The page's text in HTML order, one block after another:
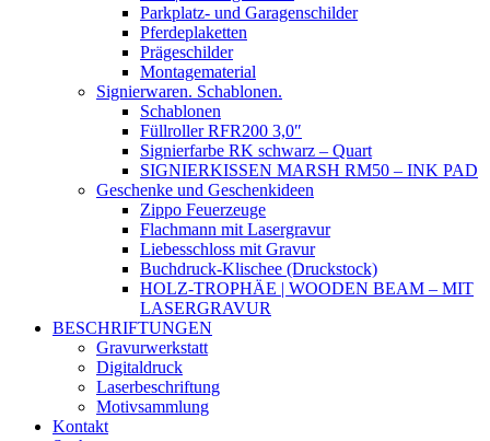
Parkplatz- und Garagenschilder
Pferdeplaketten
Prägeschilder
Montagematerial
Signierwaren. Schablonen.
Schablonen
Füllroller RFR200 3,0″
Signierfarbe RK schwarz – Quart
SIGNIERKISSEN MARSH RM50 – INK PAD
Geschenke und Geschenkideen
Zippo Feuerzeuge
Flachmann mit Lasergravur
Liebesschloss mit Gravur
Buchdruck-Klischee (Druckstock)
HOLZ-TROPHÄE | WOODEN BEAM – MIT
LASERGRAVUR
BESCHRIFTUNGEN
Gravurwerkstatt
Digitaldruck
Laserbeschriftung
Motivsammlung
Kontakt